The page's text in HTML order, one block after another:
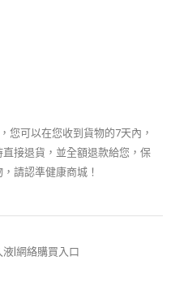
，您可以在您收到貨物的7天內，
接退貨，並全額退款給您，保
請認準健康商城！
|網絡購買入口